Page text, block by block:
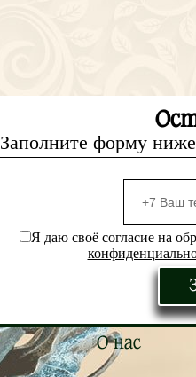
Заполните форму
Я даю своё согласие на
О нас